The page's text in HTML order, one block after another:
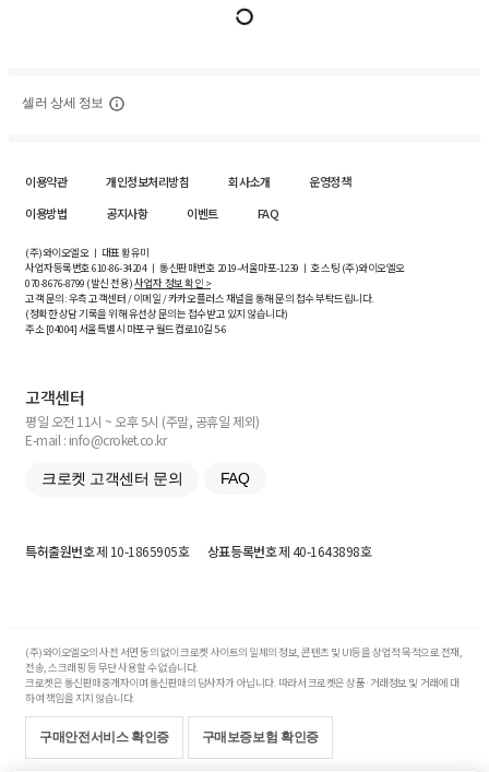
셀러 상세 정보
이용약관 개인정보처리방침 회사소개
운영정책
이용방법
공지사항 이벤트 FAQ
(주)와이오엘오 ㅣ 대표 황유미
사업자등록번호610-86-34204ㅣ 통신판매번호 2019-서울마포-1239 ㅣ 호스팅 (주)와이오엘오
070-8676-8799 (발신 전용)사업자 정보 확인 >
고객 문의: 우측 고객센터 / 이메일 / 카카오플러스 채널을 통해 문의 접수 부탁드립니다.
(정확한 상담 기록을 위해 유선상 문의는 접수받고 있지 않습니다)
주소 [04004] 서울특별시 마포구 월드컵로10길5-6
고객센터
평일 오전 11시 ~ 오후 5시 (주말, 공휴일 제외)
E-mail : info@croket.co.kr
크로켓 고객센터 문의 FAQ
특허출원번호제 10-1865905호 상표등록번호제 40-1643898호
(주)와이오엘오의 사전 서면 동의 없이 크로켓 사이트의 일체의 정보, 콘텐츠 및 UI등을 상업적 목적으로 전재,
전송, 스크래핑 등 무단 사용할 수 없습니다.
크로켓은 통신판매중개자이며 통신판매의 당사자가 아닙니다. 따라서 크로켓은 상품·거래정보 및 거래에 대
하여 책임을 지지 않습니다.
구매안전서비스 확인증 구매보증보험 확인증